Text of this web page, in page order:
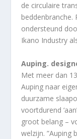
de circulaire
ondersteund
Ikano Industry
Auping.
Met meer dan
Auping naar
duurzame
voortdurend
groot belang –
welzijn.